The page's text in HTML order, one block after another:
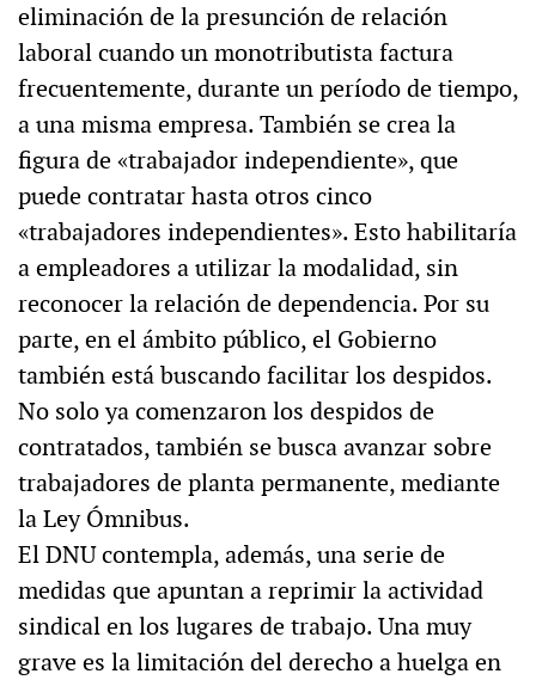
eliminación de la presunción de relación
laboral cuando un monotributista factura
frecuentemente, durante un período de tiempo,
a una misma empresa. También se crea la
figura de «trabajador independiente», que
puede contratar hasta otros cinco
«trabajadores independientes». Esto habilitaría
a empleadores a utilizar la modalidad, sin
reconocer la relación de dependencia. Por su
parte, en el ámbito público, el Gobierno
también está buscando facilitar los despidos.
No solo ya comenzaron los despidos de
contratados, también se busca avanzar sobre
trabajadores de planta permanente, mediante
la Ley Ómnibus.
El DNU contempla, además, una serie de
medidas que apuntan a reprimir la actividad
sindical en los lugares de trabajo. Una muy
grave es la limitación del derecho a huelga en